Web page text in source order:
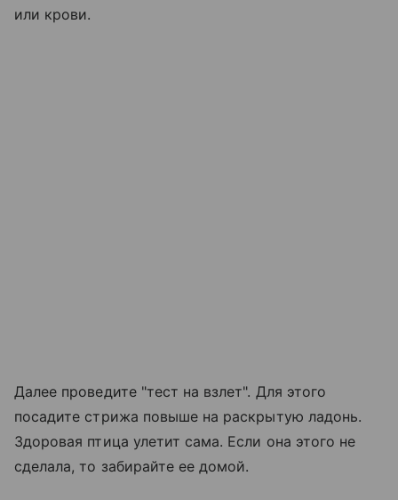
или крови.
Далее проведите "тест на взлет". Для этого
посадите стрижа повыше на раскрытую ладонь.
Здоровая птица улетит сама. Если она этого не
сделала, то забирайте ее домой.